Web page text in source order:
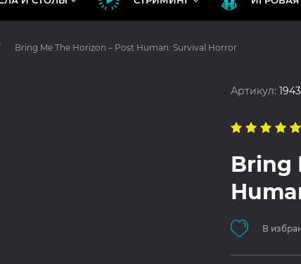
Bring Me The Horizon – Post Human: Survival Horror
Артикул:
Bring
В